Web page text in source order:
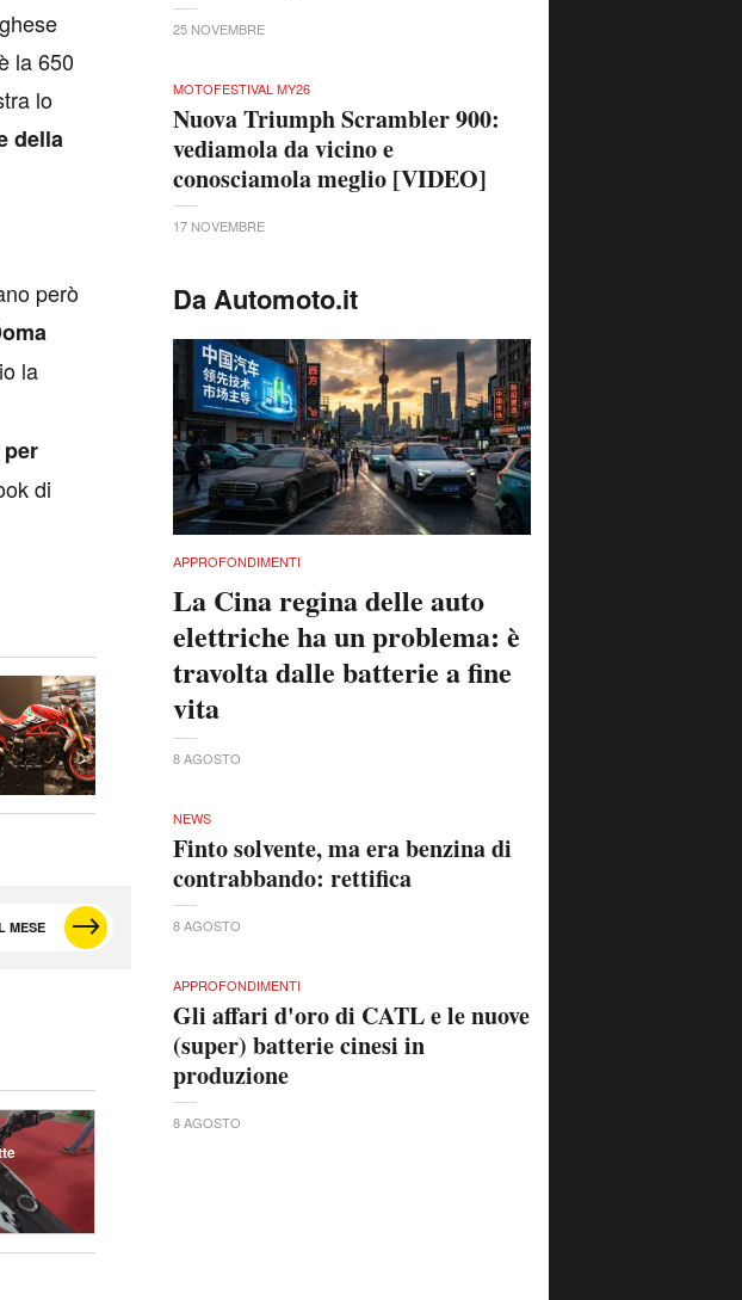
la 650
lo
della
però
la
di
MESE
25 NOVEMBRE
MOTOFESTIVAL MY26
Nuova Triumph Scrambler 900:
vediamola da vicino e
conosciamola meglio [VIDEO]
17 NOVEMBRE
Da Automoto.it
APPROFONDIMENTI
La Cina regina delle auto
elettriche ha un problema: è
travolta dalle batterie a fine
vita
8 AGOSTO
NEWS
Finto solvente, ma era benzina di
contrabbando: rettifica
8 AGOSTO
APPROFONDIMENTI
Gli affari d'oro di CATL e le nuove
(super) batterie cinesi in
produzione
8 AGOSTO